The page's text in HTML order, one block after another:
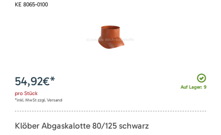
KE 8065-0100
Auf Lager: 9
54,92€*
pro Stück
*inkl. MwSt zzgl. Versand
Klöber Abgaskalotte 80/125 schwarz